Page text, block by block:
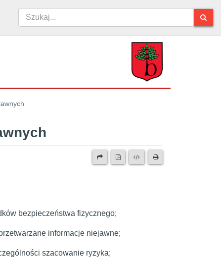
bezpieczeństwa fizycznego;
informacje niejawne;
szacowanie ryzyka;